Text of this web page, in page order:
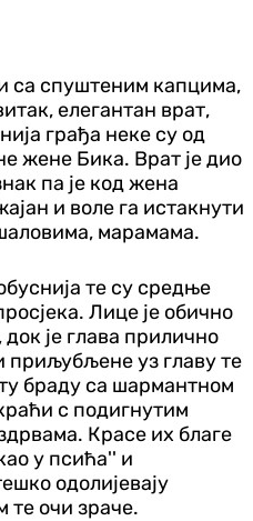
са спуштеним капцима,
елегантан врат,
грађа неке су од
жене Бика. Врат је дио
па је код жена
и воле га истакнути
марамама.
те су средње
Лице је обично
је глава прилично
уз главу те
браду са шармантном
с подигнутим
Красе их благе
у псића'' и
одолијевају
те очи зраче.